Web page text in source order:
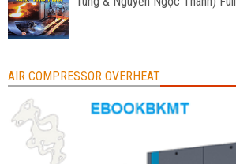
AIR COMPRESSOR OVERHEAT